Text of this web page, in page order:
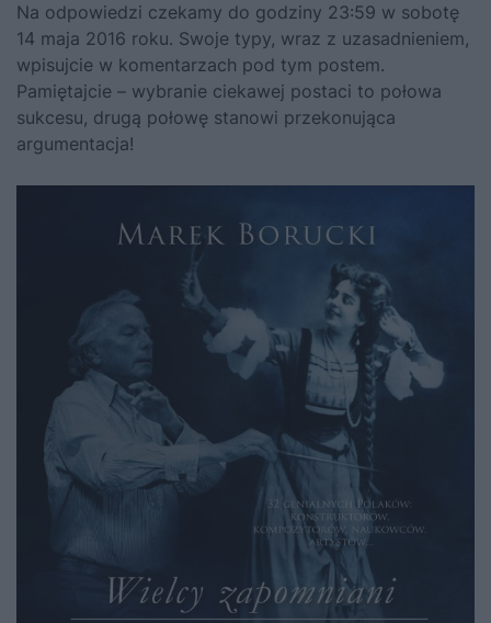
Na odpowiedzi czekamy do godziny 23:59 w sobotę
14 maja 2016 roku. Swoje typy, wraz z uzasadnieniem,
wpisujcie w komentarzach pod tym postem.
Pamiętajcie – wybranie ciekawej postaci to połowa
sukcesu, drugą połowę stanowi przekonująca
argumentacja!